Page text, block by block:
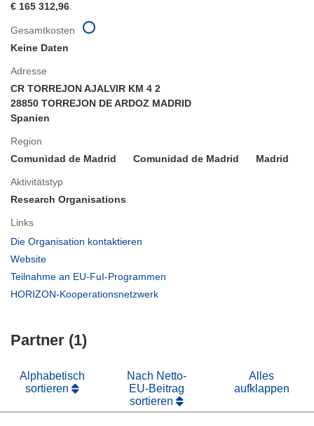
€ 165 312,96
Adresse
CR TORREJON AJALVIR KM 4 2
28850 TORREJON DE ARDOZ MADRID
Spanien
Region
Comunidad de Madrid
Comunidad de Madrid Madrid
Aktivitätstyp
Research Organisations
Links
Die Organisation kontaktieren
Website
in
Fenster)
Teilnahme an EU-FuI-Programmen
HORIZON-Kooperationsnetzwerk
Gesamtkosten
Keine Daten
Partner (1)
Alphabetisch
sortieren
Nach Netto-
EU-Beitrag
sortieren
Alles
aufklappen